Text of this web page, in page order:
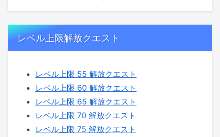
レベル上限解放クエスト
レベル上限 55 解放クエスト
レベル上限 60 解放クエスト
レベル上限 65 解放クエスト
レベル上限 70 解放クエスト
レベル上限 75 解放クエスト